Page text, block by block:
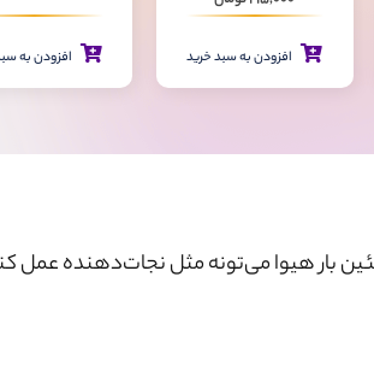
افزودن به سبد خرید افزودن به
بار هیوا می‌تونه مثل نجات‌دهنده عمل